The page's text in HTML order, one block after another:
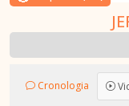
Cronologia